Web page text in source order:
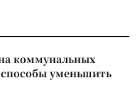
коммунальных
уменьшить